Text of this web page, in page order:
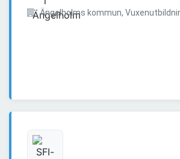
Ängelholms kommun,